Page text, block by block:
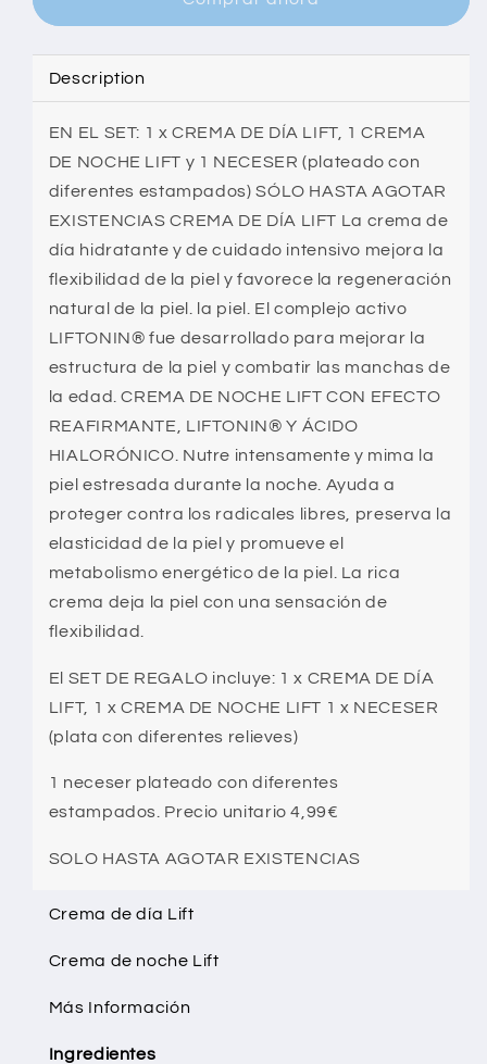
DÍA
+
LIFT
NOCHE
–
facial
–
Set
de
3
piezas
–
Incluye
neceser
LIFT
DÍA
+
NOCHE
–
facial
–
Set
de
piezas
–
Incluye
neceser
Description
EN EL SET: 1 x CREMA DE DÍA LIFT, 1 CREMA
DE NOCHE LIFT y 1 NECESER (plateado con
diferentes estampados) SÓLO HASTA AGOTAR
EXISTENCIAS CREMA DE DÍA LIFT La crema de
día hidratante y de cuidado intensivo mejora la
flexibilidad de la piel y favorece la regeneración
natural de la piel. la piel. El complejo activo
LIFTONIN® fue desarrollado para mejorar la
estructura de la piel y combatir las manchas de
la edad. CREMA DE NOCHE LIFT CON EFECTO
REAFIRMANTE, LIFTONIN® Y ÁCIDO
HIALORÓNICO. Nutre intensamente y mima la
piel estresada durante la noche. Ayuda a
proteger contra los radicales libres, preserva la
elasticidad de la piel y promueve el
metabolismo energético de la piel. La rica
crema deja la piel con una sensación de
flexibilidad.
El SET DE REGALO incluye: 1 x CREMA DE DÍA
LIFT, 1 x CREMA DE NOCHE LIFT 1 x NECESER
(plata con diferentes relieves)
1 neceser plateado con diferentes
estampados. Precio unitario 4,99€
SOLO HASTA AGOTAR EXISTENCIAS
Crema de día Lift
Crema de noche Lift
Más Información
Ingredientes